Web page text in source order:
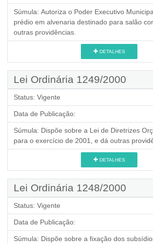
Súmula: Autoriza o Poder Executivo
prédio em alvenaria destinado para salão
outras providências.
DETALHES
Lei Ordinária 1249/2000
Status: Vigente
Data de Publicação:
Súmula: Dispõe sobre a Lei de Diretrizes
para o exercício de 2001, e dá outras
DETALHES
Lei Ordinária 1248/2000
Status: Vigente
Data de Publicação:
Súmula: Dispõe sobre a fixação dos